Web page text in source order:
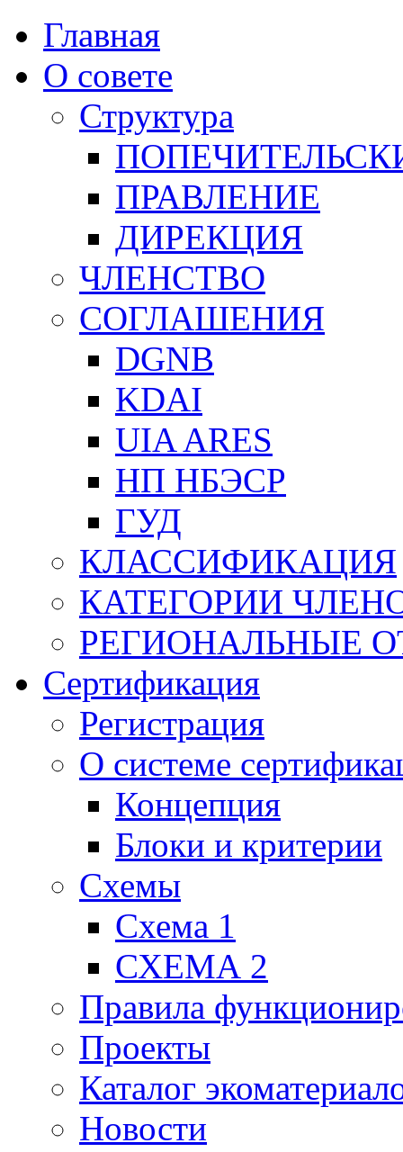
Главная
О совете
Структура
ПРАВЛЕНИЕ
ДИРЕКЦИЯ
ЧЛЕНСТВО
СОГЛАШЕНИЯ
DGNB
KDAI
UIA ARES
НП НБЭСР
ГУД
КЛАССИФИКАЦИЯ
КАТЕГОРИИ
РЕГИОНАЛЬНЫЕ
Сертификация
Регистрация
О системе
Концепция
Блоки и критерии
Схемы
Схема 1
СХЕМА 2
Правила
Проекты
Каталог
Новости